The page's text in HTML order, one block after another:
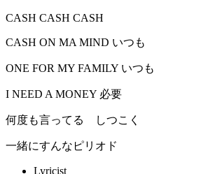
CASH CASH CASH
CASH ON MA MIND いつも
ONE FOR MY FAMILY いつも
I NEED A MONEY 必要
何度も言ってる しつこく
一緒にすんなピリオド
Lyricist